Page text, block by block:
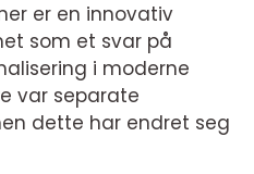
er en innovativ
som et svar på
i moderne
var separate
dette har endret seg